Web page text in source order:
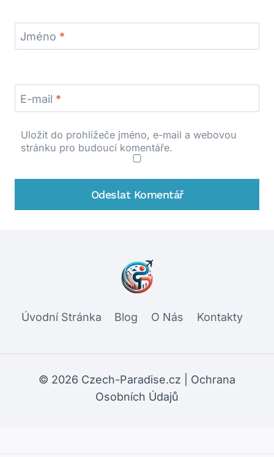
Jméno *
E-mail *
Uložit do prohlížeče jméno, e-mail a webovou
stránku pro budoucí komentáře.
Úvodní Stránka Blog O Nás Kontakty
© 2026 Czech-Paradise.cz | Ochrana
Osobních Údajů